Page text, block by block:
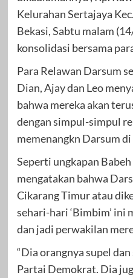
Kelurahan Sertajaya
Bekasi, Sabtu malam
konsolidasi bersama
Para Relawan Darsum
Dian, Ajay dan Leo
bahwa mereka akan
dengan simpul-simpul
memenangkn Darsum
Seperti ungkapan
mengatakan bahwa
Cikarang Timur atau
sehari-hari ‘Bimbim’ ini
dan jadi perwakilan
“Dia orangnya supel
Partai Demokrat. Dia